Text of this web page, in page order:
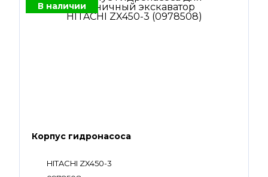
В наличии
Корпус гидронасоса
HITACHI ZX450-3